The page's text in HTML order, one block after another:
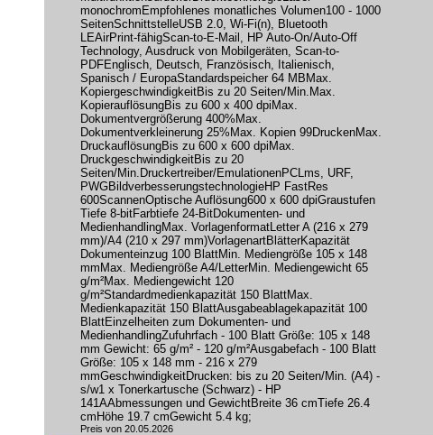
monochromEmpfohlenes monatliches Volumen100 - 1000
SeitenSchnittstelleUSB 2.0, Wi-Fi(n), Bluetooth
LEAirPrint-fähigScan-to-E-Mail, HP Auto-On/Auto-Off
Technology, Ausdruck von Mobilgeräten, Scan-to-
PDFEnglisch, Deutsch, Französisch, Italienisch,
Spanisch / EuropaStandardspeicher 64 MBMax.
KopiergeschwindigkeitBis zu 20 Seiten/Min.Max.
KopierauflösungBis zu 600 x 400 dpiMax.
Dokumentvergrößerung 400%Max.
Dokumentverkleinerung 25%Max. Kopien 99DruckenMax.
DruckauflösungBis zu 600 x 600 dpiMax.
DruckgeschwindigkeitBis zu 20
Seiten/Min.Druckertreiber/EmulationenPCLms, URF,
PWGBildverbesserungstechnologieHP FastRes
600ScannenOptische Auflösung600 x 600 dpiGraustufen
Tiefe 8-bitFarbtiefe 24-BitDokumenten- und
MedienhandlingMax. VorlagenformatLetter A (216 x 279
mm)/A4 (210 x 297 mm)VorlagenartBlätterKapazität
Dokumenteinzug 100 BlattMin. Mediengröße 105 x 148
mmMax. Mediengröße A4/LetterMin. Mediengewicht 65
g/m²Max. Mediengewicht 120
g/m²Standardmedienkapazität 150 BlattMax.
Medienkapazität 150 BlattAusgabeablagekapazität 100
BlattEinzelheiten zum Dokumenten- und
MedienhandlingZufuhrfach - 100 Blatt Größe: 105 x 148
mm Gewicht: 65 g/m² - 120 g/m²Ausgabefach - 100 Blatt
Größe: 105 x 148 mm - 216 x 279
mmGeschwindigkeitDrucken: bis zu 20 Seiten/Min. (A4) -
s/w1 x Tonerkartusche (Schwarz) - HP
141AAbmessungen und GewichtBreite 36 cmTiefe 26.4
cmHöhe 19.7 cmGewicht 5.4 kg;
Preis von 20.05.2026